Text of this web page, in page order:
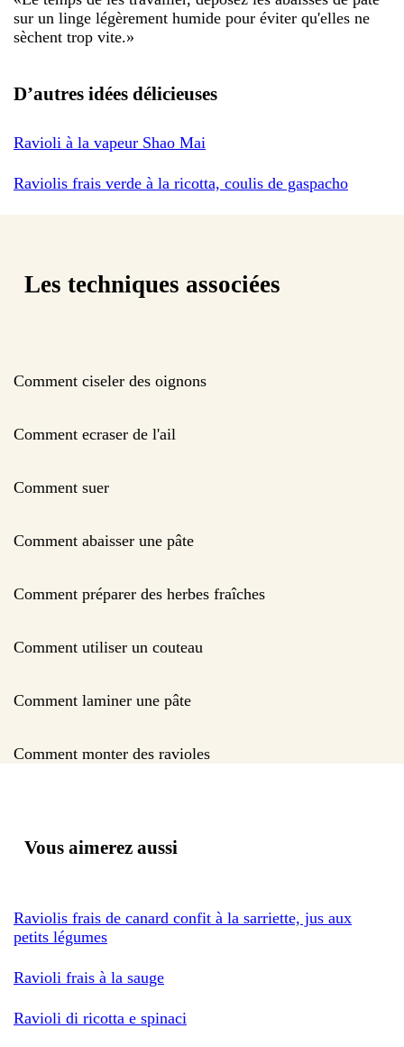
sur un linge légèrement humide pour éviter qu'elles ne
sèchent trop vite.»
D’autres idées délicieuses
Ravioli à la vapeur Shao Mai
Raviolis frais verde à la ricotta, coulis de gaspacho
Les techniques associées
Comment ciseler des oignons
Comment ecraser de l'ail
Comment suer
Comment abaisser une pâte
Comment préparer des herbes fraîches
Comment utiliser un couteau
Comment laminer une pâte
Comment monter des ravioles
Vous aimerez aussi
Raviolis frais de canard confit à la sarriette, jus aux
petits légumes
Ravioli frais à la sauge
Ravioli di ricotta e spinaci